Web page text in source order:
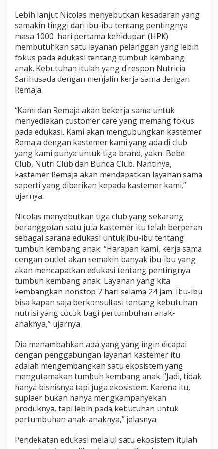
Lebih lanjut Nicolas menyebutkan kesadaran yang
semakin tinggi dari ibu-ibu tentang pentingnya
masa 1000 hari pertama kehidupan (HPK)
membutuhkan satu layanan pelanggan yang lebih
fokus pada edukasi tentang tumbuh kembang
anak. Kebutuhan itulah yang direspon Nutricia
Sarihusada dengan menjalin kerja sama dengan
Remaja.
“Kami dan Remaja akan bekerja sama untuk
menyediakan customer care yang memang fokus
pada edukasi. Kami akan mengubungkan kastemer
Remaja dengan kastemer kami yang ada di club
yang kami punya untuk tiga brand, yakni Bebe
Club, Nutri Club dan Bunda Club. Nantinya,
kastemer Remaja akan mendapatkan layanan sama
seperti yang diberikan kepada kastemer kami,”
ujarnya.
Nicolas menyebutkan tiga club yang sekarang
beranggotan satu juta kastemer itu telah berperan
sebagai sarana edukasi untuk ibu-ibu tentang
tumbuh kembang anak. “Harapan kami, kerja sama
dengan outlet akan semakin banyak ibu-ibu yang
akan mendapatkan edukasi tentang pentingnya
tumbuh kembang anak. Layanan yang kita
kembangkan nonstop 7 hari selama 24 jam. Ibu-ibu
bisa kapan saja berkonsultasi tentang kebutuhan
nutrisi yang cocok bagi pertumbuhan anak-
anaknya,” ujarnya.
Dia menambahkan apa yang yang ingin dicapai
dengan penggabungan layanan kastemer itu
adalah mengembangkan satu ekosistem yang
mengutamakan tumbuh kembang anak. “Jadi, tidak
hanya bisnisnya tapi juga ekosistem. Karena itu,
suplaer bukan hanya mengkampanyekan
produknya, tapi lebih pada kebutuhan untuk
pertumbuhan anak-anaknya,” jelasnya.
Pendekatan edukasi melalui satu ekosistem itulah